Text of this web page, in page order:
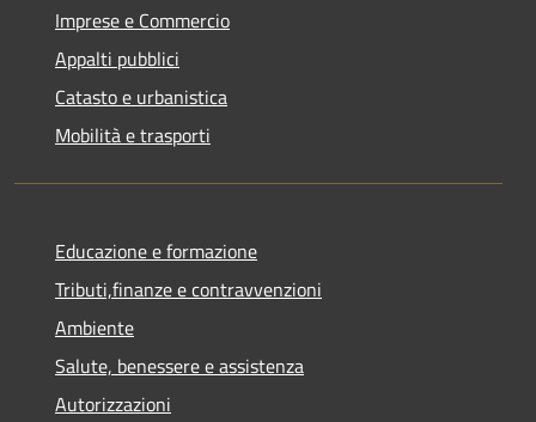
Imprese e Commercio
Appalti pubblici
Catasto e urbanistica
Mobilità e trasporti
Educazione e formazione
Tributi,finanze e contravvenzioni
Ambiente
Salute, benessere e assistenza
Autorizzazioni